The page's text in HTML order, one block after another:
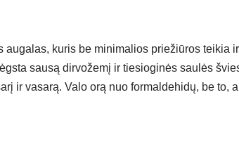
augalas, kuris be minimalios priežiūros teikia
sausą dirvožemį ir tiesioginės saulės
ir vasarą. Valo orą nuo formaldehidų, be to,